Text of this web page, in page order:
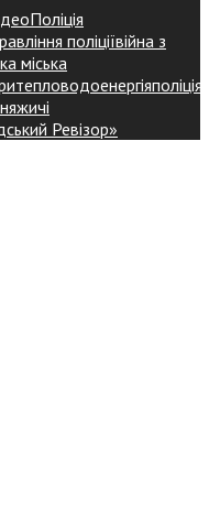
Поліція
поліціївійна з
міська
поліція
Ревізор»